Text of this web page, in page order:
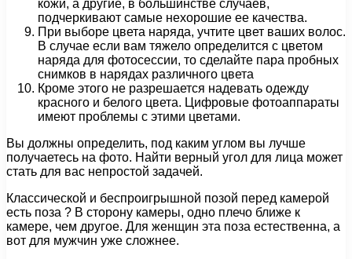
кожи, а другие, в большинстве случаев,
подчеркивают самые нехорошие ее качества.
При выборе цвета наряда, учтите цвет ваших волос.
В случае если вам тяжело определится с цветом
наряда для фотосессии, то сделайте пара пробных
снимков в нарядах различного цвета
Кроме этого не разрешается надевать одежду
красного и белого цвета. Цифровые фотоаппараты
имеют проблемы с этими цветами.
Вы должны определить, под каким углом вы лучше
получаетесь на фото. Найти верный угол для лица может
стать для вас непростой задачей.
Классической и беспроигрышной позой перед камерой
есть поза ? В сторону камеры, одно плечо ближе к
камере, чем другое. Для женщин эта поза естественна, а
вот для мужчин уже сложнее.